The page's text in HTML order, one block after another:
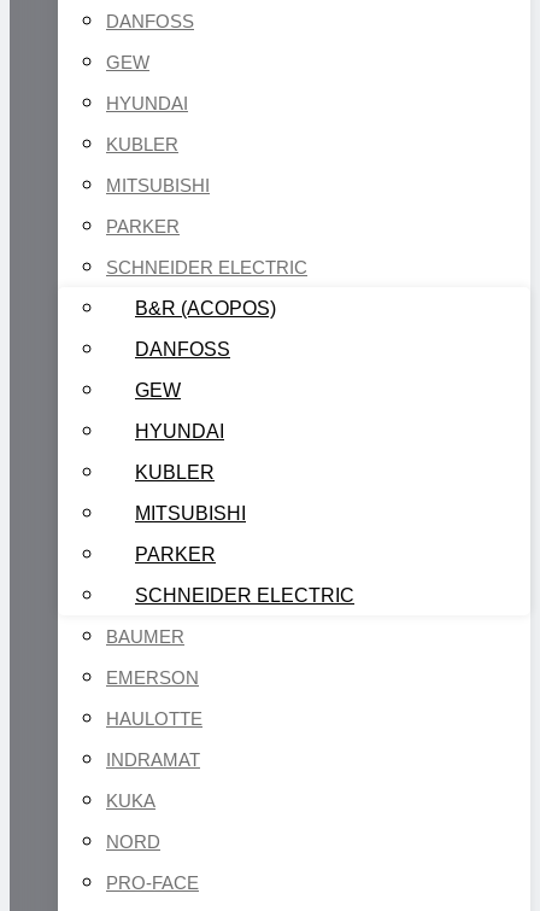
DANFOSS
GEW
HYUNDAI
KUBLER
MITSUBISHI
PARKER
SCHNEIDER ELECTRIC
B&R (ACOPOS)
DANFOSS
GEW
HYUNDAI
KUBLER
MITSUBISHI
PARKER
SCHNEIDER ELECTRIC
BAUMER
EMERSON
HAULOTTE
INDRAMAT
KUKA
NORD
PRO-FACE